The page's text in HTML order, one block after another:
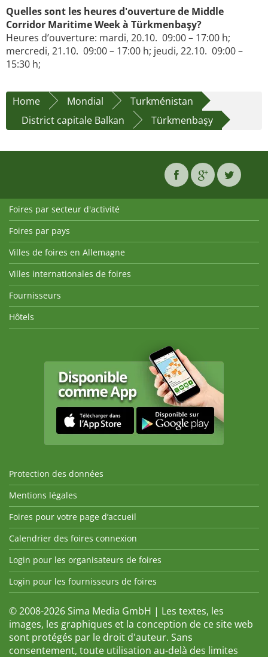
Quelles sont les heures d'ouverture de Middle
Corridor Maritime Week à Türkmenbaşy?
Heures d’ouverture: mardi, 20.10. 09:00 – 17:00 h;
mercredi, 21.10. 09:00 – 17:00 h; jeudi, 22.10. 09:00 –
15:30 h;
Home Mondial
Turkménistan
District capitale Balkan
Türkmenbaşy
Foires par secteur d'activité
Foires par pays
Villes de foires en Allemagne
Villes internationales de foires
Fournisseurs
Hôtels
Protection des données
Mentions légales
Foires pour votre page d’accueil
Calendrier des foires connexion
Login pour les organisateurs de foires
Login pour les fournisseurs de foires
© 2008-2026 Sima Media GmbH | Les textes, les
images, les graphiques et la conception de ce site web
sont protégés par le droit d'auteur. Sans
consentement, toute utilisation au-delà des limites